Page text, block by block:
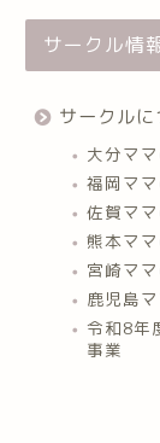
サークル情
サークルに
大分マ
福岡マ
佐賀マ
熊本マ
宮崎マ
鹿児島
令和8年
事業